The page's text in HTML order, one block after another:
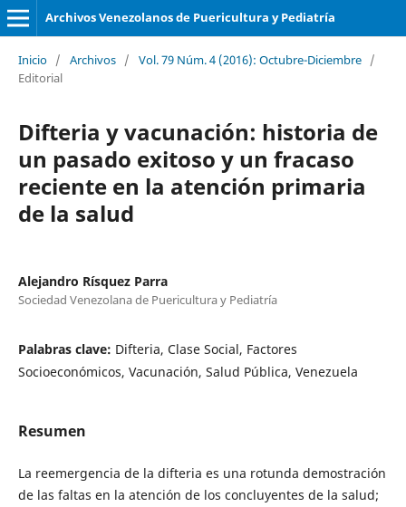
Archivos Venezolanos de Puericultura y Pediatría
Inicio / Archivos / Vol. 79 Núm. 4 (2016): Octubre-Diciembre /
Editorial
Difteria y vacunación: historia de
un pasado exitoso y un fracaso
reciente en la atención primaria
de la salud
Alejandro Rísquez Parra
Sociedad Venezolana de Puericultura y Pediatría
Palabras clave: Difteria, Clase Social, Factores
Socioeconómicos, Vacunación, Salud Pública, Venezuela
Resumen
La reemergencia de la difteria es una rotunda demostración
de las faltas en la atención de los concluyentes de la salud;